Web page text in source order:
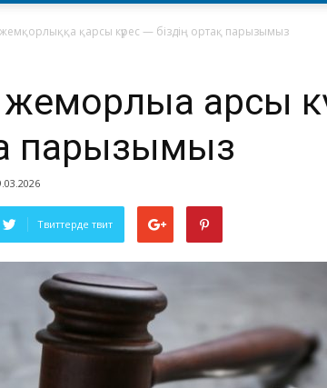
қарсы күрес — біздің ортақ парызымыз
қарсы
парызымыз
Твиттерде твит